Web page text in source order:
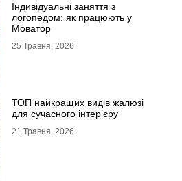
Індивідуальні заняття з
логопедом: як працюють у
Моватор
25 Травня, 2026
ТОП найкращих видів жалюзі
для сучасного інтер’єру
21 Травня, 2026